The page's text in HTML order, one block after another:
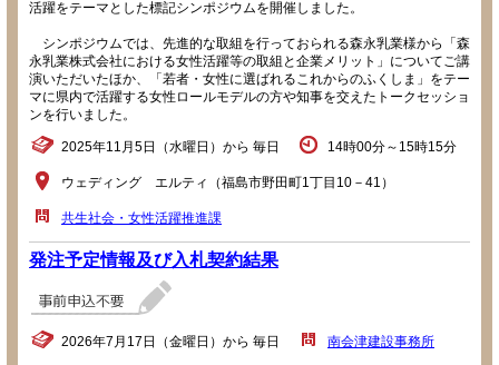
活躍をテーマとした標記シンポジウムを開催しました。
シンポジウムでは、先進的な取組を行っておられる森永乳業様から「森
永乳業株式会社における女性活躍等の取組と企業メリット」についてご講
演いただいたほか、「若者・女性に選ばれるこれからのふくしま」をテー
マに県内で活躍する女性ロールモデルの方や知事を交えたトークセッショ
ンを行いました。
2025年11月5日（水曜日）から 毎日 14時00分～15時15分
ウェディング エルティ（福島市野田町1丁目10－41）
共生社会・女性活躍推進課
発注予定情報及び入札契約結果
2026年7月17日（金曜日）から 毎日 南会津建設事務所